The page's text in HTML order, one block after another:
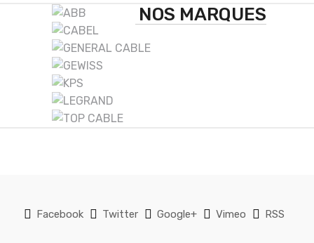
NOS MARQUES
Facebook Twitter Google+ Vimeo RSS